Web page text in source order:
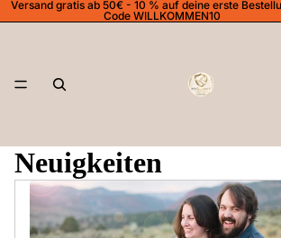
Versand gratis ab 50€ - 10 % auf deine erste
Code WILLKOMMEN10
Neuigkeiten